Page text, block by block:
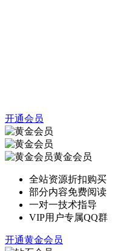
开通会员
黄金会员
全站资源折扣购买
部分内容免费阅读
一对一技术指导
VIP用户专属QQ群
开通黄金会员